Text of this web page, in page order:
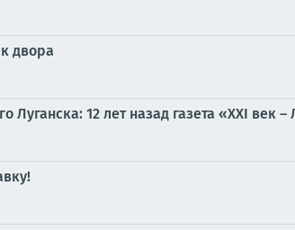
двора
12 лет назад газета «XXI век